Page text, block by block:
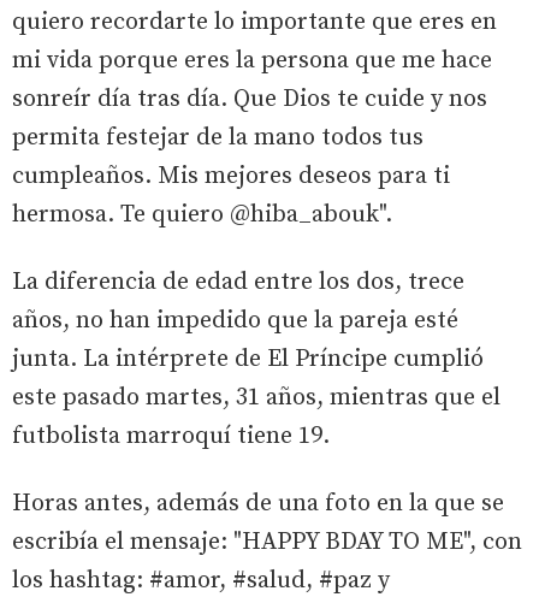
quiero recordarte lo importante que eres en
mi vida porque eres la persona que me hace
sonreír día tras día. Que Dios te cuide y nos
permita festejar de la mano todos tus
cumpleaños. Mis mejores deseos para ti
hermosa. Te quiero @hiba_abouk".
La diferencia de edad entre los dos, trece
años, no han impedido que la pareja esté
junta. La intérprete de El Príncipe cumplió
este pasado martes, 31 años, mientras que el
futbolista marroquí tiene 19.
Horas antes, además de una foto en la que se
escribía el mensaje: "HAPPY BDAY TO ME", con
los hashtag: #amor, #salud, #paz y